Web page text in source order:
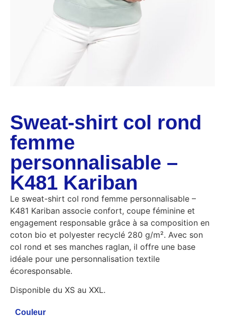
Sweat-shirt col rond
femme
personnalisable –
K481 Kariban
Le sweat-shirt col rond femme personnalisable –
K481 Kariban associe confort, coupe féminine et
engagement responsable grâce à sa composition en
coton bio et polyester recyclé 280 g/m². Avec son
col rond et ses manches raglan, il offre une base
idéale pour une personnalisation textile
écoresponsable.
Disponible du XS au XXL.
Couleur